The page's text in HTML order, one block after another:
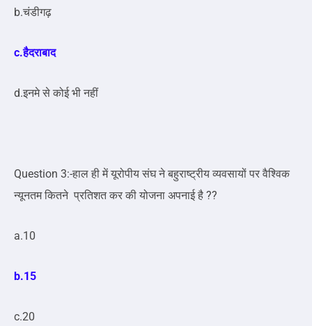
b.चंडीगढ़
c.हैदराबाद
d.इनमे से कोई भी नहीं
Question 3:-हाल ही में यूरोपीय संघ ने बहुराष्ट्रीय व्यवसायों पर वैश्विक
न्यूनतम कितने प्रतिशत कर की योजना अपनाई है ??
a.10
b.15
c.20